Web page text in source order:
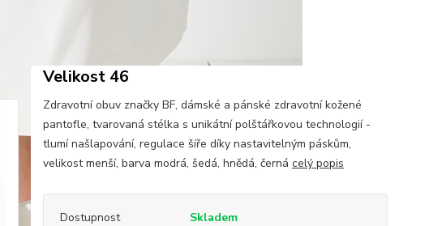
Velikost 46
Zdravotní obuv značky BF, dámské a pánské zdravotní kožené
pantofle, tvarovaná stélka s unikátní polštářkovou technologií -
tlumí našlapování, regulace šíře díky nastavitelným páskům,
velikost menší, barva modrá, šedá, hnědá, černá celý popis
Dostupnost
Skladem